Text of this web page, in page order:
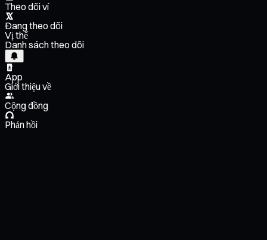
Theo dõi ví
Đang theo dõi
Vị thế
Danh sách theo dõi
App
Giới thiệu về
Cộng đồng
Phản hồi